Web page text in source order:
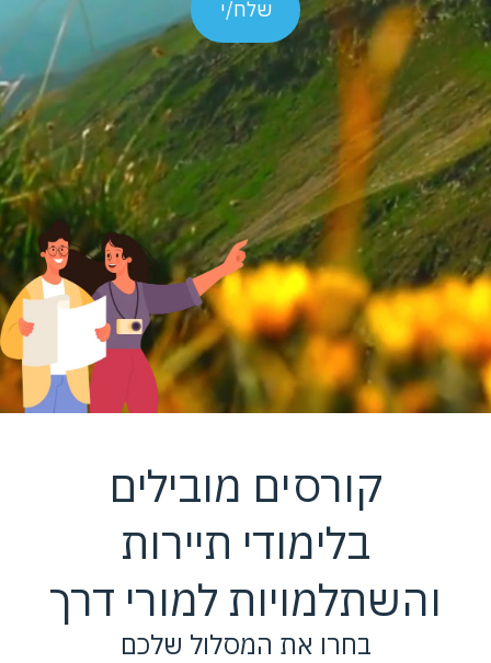
שלח/י
קורסים מובילים
בלימודי תיירות
והשתלמויות למורי דרך
בחרו את המסלול שלכם